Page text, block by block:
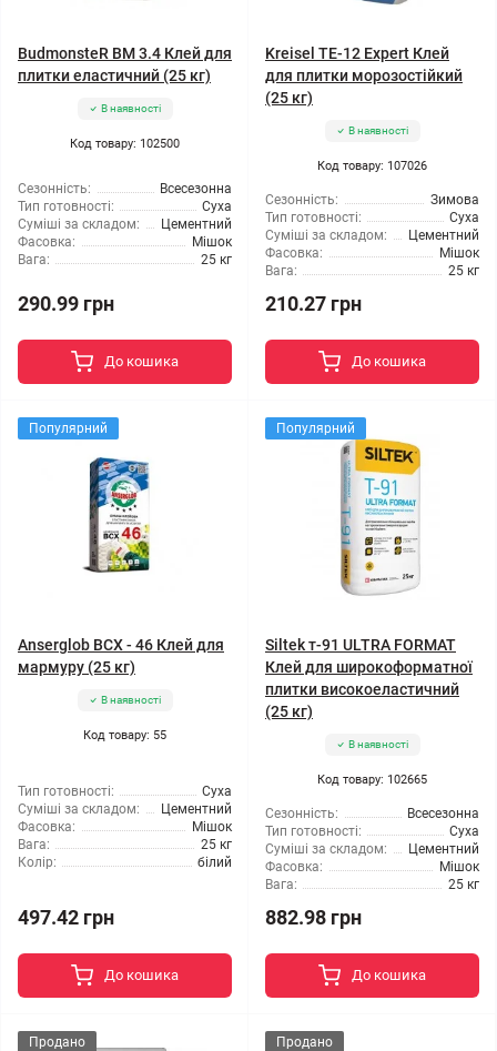
BudmonsteR BM 3.4 Клей для
плитки еластичний (25 кг)
В наявності
Код товару: 102500
Сезонність:
Всесезонна
Тип готовності:
Суха
Суміші за складом:
Цементний
Фасовка:
Мішок
Вага:
25 кг
290.99 грн
До кошика
Kreisel TE-12 Expert Клей
для плитки морозостійкий
(25 кг)
В наявності
Код товару: 107026
Сезонність:
Зимова
Тип готовності:
Суха
Суміші за складом:
Цементний
Фасовка:
Мішок
Вага:
25 кг
210.27 грн
До кошика
Популярний
Anserglob BCX - 46 Клей для
мармуру (25 кг)
В наявності
Код товару: 55
Тип готовності:
Суха
Суміші за складом:
Цементний
Фасовка:
Мішок
Вага:
25 кг
Колір:
білий
497.42 грн
До кошика
Популярний
Siltek т-91 ULTRA FORMAT
Клей для широкоформатної
плитки високоеластичний
(25 кг)
В наявності
Код товару: 102665
Сезонність:
Всесезонна
Тип готовності:
Суха
Суміші за складом:
Цементний
Фасовка:
Мішок
Вага:
25 кг
882.98 грн
До кошика
Продано Продано